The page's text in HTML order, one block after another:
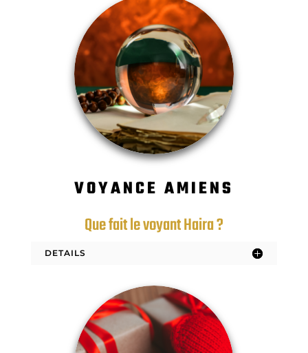
VOYANCE AMIENS
Que fait le voyant Haira ?
DETAILS